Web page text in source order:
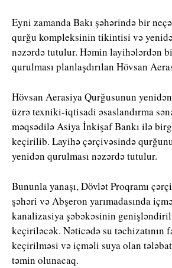
Eyni zamanda Bakı şəhərində bir
qurğu kompleksinin tikintisi və
nəzərdə tutulur. Həmin layihələrdən
qurulması planlaşdırılan Hövsan
Hövsan Aerasiya Qurğusunun
üzrə texniki-iqtisadi əsaslandırma
məqsədilə Asiya İnkişaf Bankı ilə
keçirilib. Layihə çərçivəsində
yenidən qurulması nəzərdə tutulur.
Bununla yanaşı, Dövlət Proqramı
şəhəri və Abşeron yarımadasında
kanalizasiya şəbəkəsinin
keçiriləcək. Nəticədə su təchizatının
keçirilməsi və içməli suya olan
təmin olunacaq.